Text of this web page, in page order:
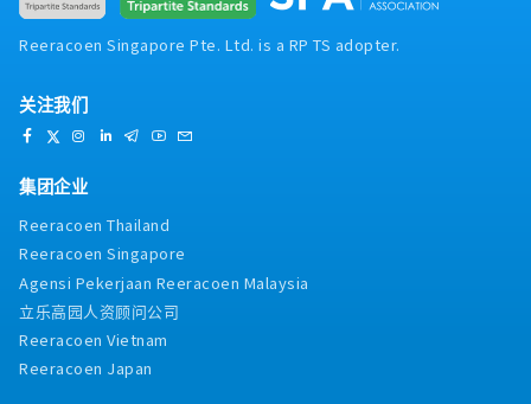
Reeracoen Singapore Pte. Ltd. is a RP TS adopter.
关注我们
集团企业
Reeracoen Thailand
Reeracoen Singapore
Agensi Pekerjaan Reeracoen Malaysia
立乐高园人资顾问公司
Reeracoen Vietnam
Reeracoen Japan